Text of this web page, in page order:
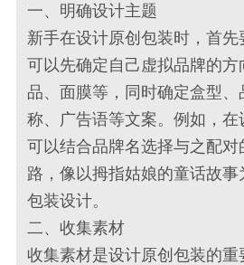
一、明确设计主题
新手在设计原创包装时，首先
可以先确定自己虚拟品牌的
品、面膜等，同时确定盒型、
称、广告语等文案。例如，在
可以结合品牌名选择与之配对
路，像以拇指姑娘的童话故事
包装设计。
二、收集素材
收集素材是设计原创包装的